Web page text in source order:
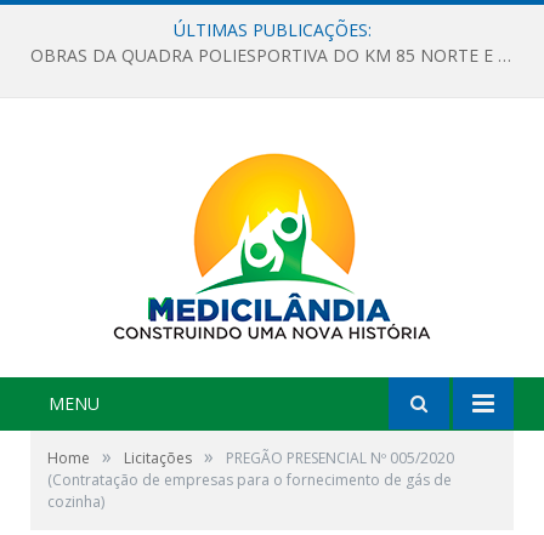
ÚLTIMAS PUBLICAÇÕES:
OBRAS DA QUADRA POLIESPORTIVA DO KM 85 NORTE E DA ESCOLA GASPAR VIANA AVANÇAM
MENU
Home » Licitações »
PREGÃO PRESENCIAL Nº 005/2020
(Contratação de empresas para o fornecimento de gás de
cozinha)